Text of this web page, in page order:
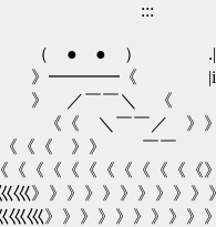
|iiiii| ＼＿
● ● ）
━━━━《
》 ／￣￣＼ 《
《 《《 ＼￣￣／ 》
《《《《 》》 ￣￣
《《《《《《《《《《
巛》》》》》》》》》》
巛》》》》》》》》》